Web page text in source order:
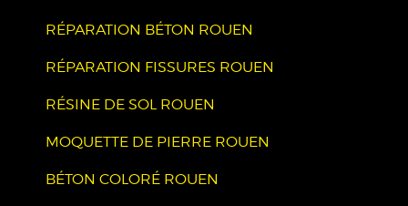
RÉPARATION BÉTON ROUEN
RÉPARATION FISSURES ROUEN
RÉSINE DE SOL ROUEN
MOQUETTE DE PIERRE ROUEN
BÉTON COLORÉ ROUEN